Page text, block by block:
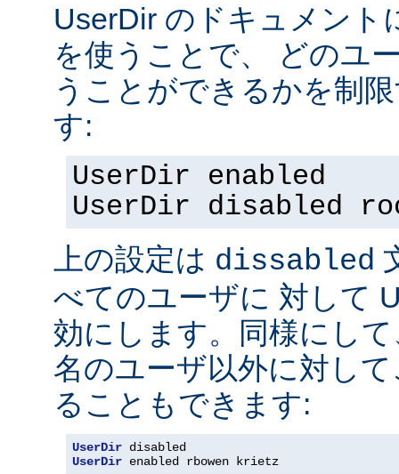
UserDir のドキュメント
を使うことで、 どのユ
うことができるかを制
す:
UserDir enabled
UserDir disabled
上の設定は dissabled
べてのユーザに 対して
効にします。同様にし
名のユーザ以外に対し
ることもできます:
UserDir disabled
UserDir enabled rbowen krietz